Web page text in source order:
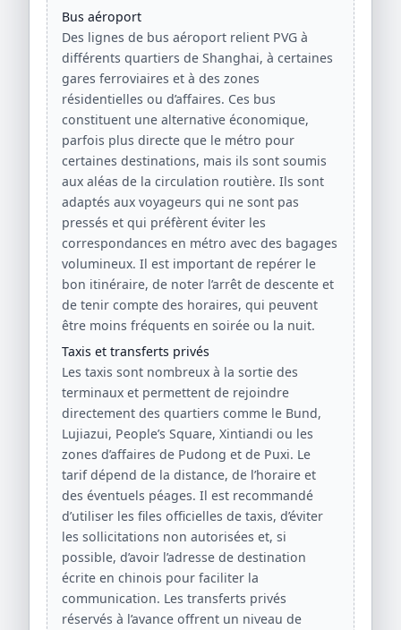
Bus aéroport
Des lignes de bus aéroport relient PVG à
différents quartiers de Shanghai, à certaines
gares ferroviaires et à des zones
résidentielles ou d’affaires. Ces bus
constituent une alternative économique,
parfois plus directe que le métro pour
certaines destinations, mais ils sont soumis
aux aléas de la circulation routière. Ils sont
adaptés aux voyageurs qui ne sont pas
pressés et qui préfèrent éviter les
correspondances en métro avec des bagages
volumineux. Il est important de repérer le
bon itinéraire, de noter l’arrêt de descente et
de tenir compte des horaires, qui peuvent
être moins fréquents en soirée ou la nuit.
Taxis et transferts privés
Les taxis sont nombreux à la sortie des
terminaux et permettent de rejoindre
directement des quartiers comme le Bund,
Lujiazui, People’s Square, Xintiandi ou les
zones d’affaires de Pudong et de Puxi. Le
tarif dépend de la distance, de l’horaire et
des éventuels péages. Il est recommandé
d’utiliser les files officielles de taxis, d’éviter
les sollicitations non autorisées et, si
possible, d’avoir l’adresse de destination
écrite en chinois pour faciliter la
communication. Les transferts privés
réservés à l’avance offrent un niveau de